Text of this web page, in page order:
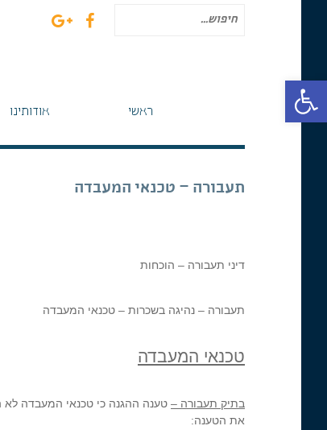
פתח סרגל נגישות
ראשי אודותינו
תעבורה – טכנאי המעבדה
דיני תעבורה – הוכחות
תעבורה – נהיגה בשכרות – טכנאי המעבדה
טכנאי המעבדה
בתיק תעבורה – טענה ההגנה כי טכנאי המעבדה
את הטענה: